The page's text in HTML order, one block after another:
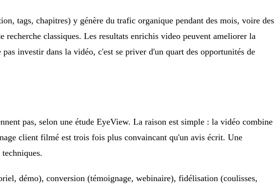
tags, chapitres) y génère du trafic organique pendant des mois, voire des
recherche classiques. Les resultats enrichis video peuvent ameliorer la
investir dans la vidéo, c'est se priver d'un quart des opportunités de
pas, selon une étude EyeView. La raison est simple : la vidéo combine
client filmé est trois fois plus convaincant qu'un avis écrit. Une
démo), conversion (témoignage, webinaire), fidélisation (coulisses,